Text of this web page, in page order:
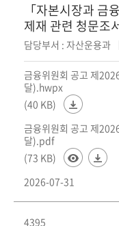
「자본시장과 금
제재 관련 청문조
담당부서 : 자산운용과
금융위원회 공고 제
달).hwpx
(40 KB)
금융위원회 공고 제
달).pdf
(73 KB)
2026-07-31
4395